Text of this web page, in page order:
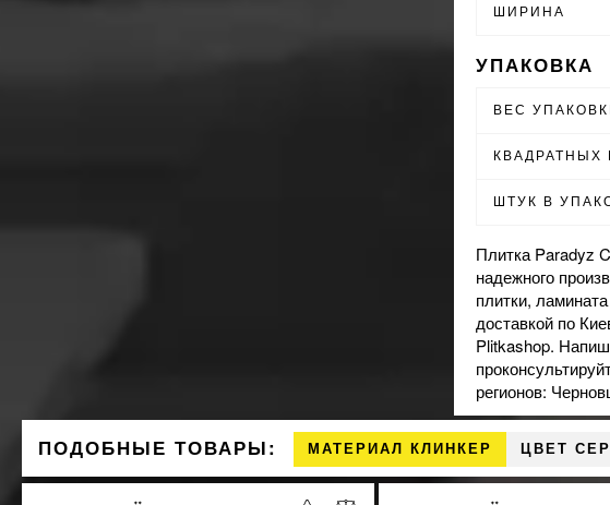
ШИРИНА
УПАКОВКА
ВЕС
КВАДРАТНЫХ
ШТУК В
Плитка Paradyz
надежного
плитки,
доставкой по
Plitkashop.
регионов:
ПОДОБНЫЕ ТОВАРЫ: МАТЕРИАЛ КЛИНКЕР ЦВЕТ